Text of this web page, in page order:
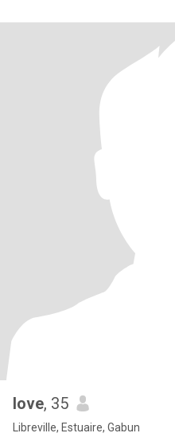
love, 35
Libreville, Estuaire, Gabun